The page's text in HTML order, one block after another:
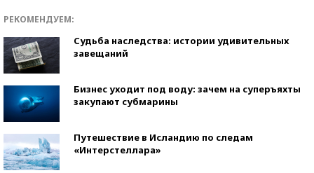
РЕКОМЕНДУЕМ:
Судьба наследства: истории удивительных
завещаний
Бизнес уходит под воду: зачем на суперъяхты
закупают субмарины
Путешествие в Исландию по следам
«Интерстеллара»